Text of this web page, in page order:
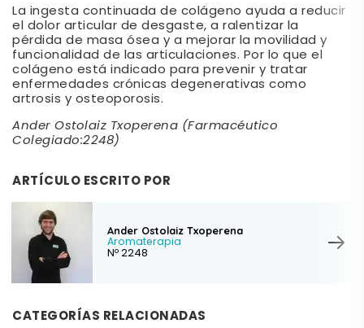
La ingesta continuada de colágeno ayuda a reducir
el dolor articular de desgaste, a ralentizar la
pérdida de masa ósea y a mejorar la movilidad y
funcionalidad de las articulaciones. Por lo que el
colágeno está indicado para prevenir y tratar
enfermedades crónicas degenerativas como
artrosis y osteoporosis.
Ander Ostolaiz Txoperena (Farmacéutico
Colegiado:2248)
ARTÍCULO ESCRITO POR
Ander Ostolaiz Txoperena
Aromaterapia
Nº 2248
CATEGORÍAS RELACIONADAS